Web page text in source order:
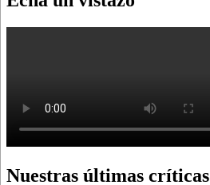
Nuestras últimas críticas